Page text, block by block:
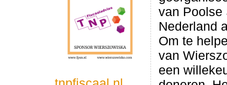
van Poolse
Nederland
Om te
van
een